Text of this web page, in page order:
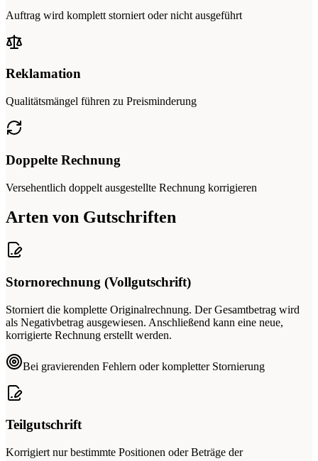
Auftrag wird komplett storniert oder nicht ausgeführt
Reklamation
Qualitätsmängel führen zu Preisminderung
Doppelte Rechnung
Versehentlich doppelt ausgestellte Rechnung korrigieren
Arten von Gutschriften
Stornorechnung (Vollgutschrift)
Storniert die komplette Originalrechnung. Der Gesamtbetrag wird
als Negativbetrag ausgewiesen. Anschließend kann eine neue,
korrigierte Rechnung erstellt werden.
Bei gravierenden Fehlern oder kompletter Stornierung
Teilgutschrift
Korrigiert nur bestimmte Positionen oder Beträge der